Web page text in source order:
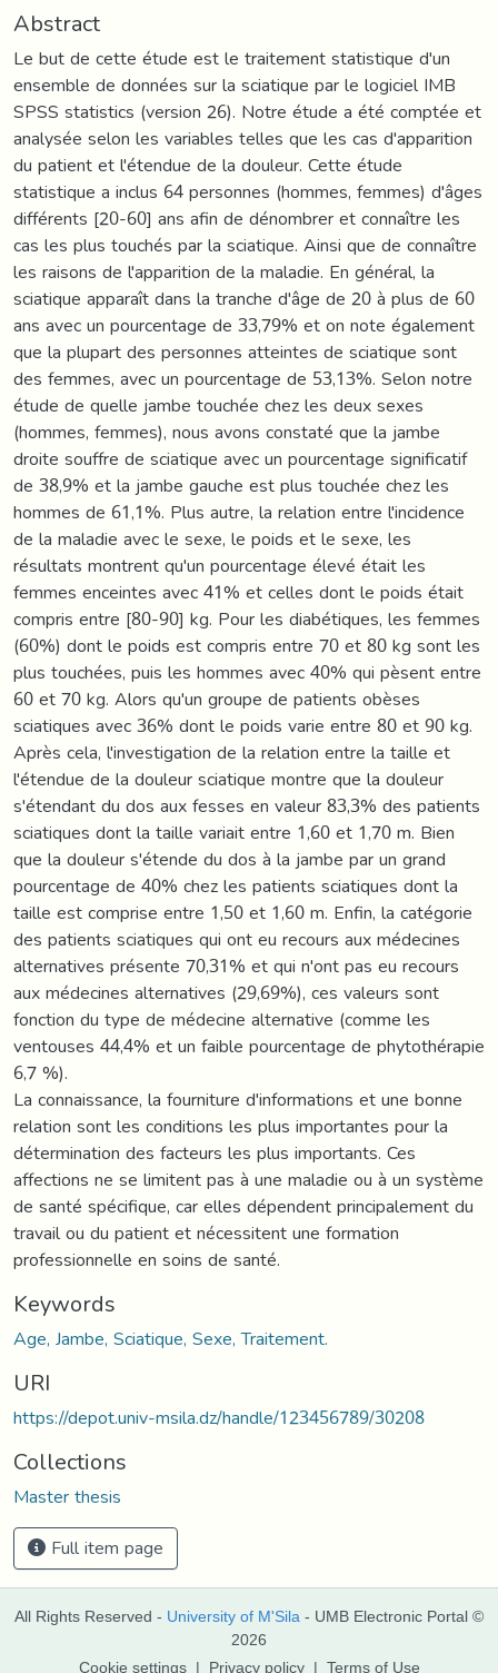
Abstract
Le but de cette étude est le traitement statistique d'un
ensemble de données sur la sciatique par le logiciel IMB
SPSS statistics (version 26). Notre étude a été comptée et
analysée selon les variables telles que les cas d'apparition
du patient et l'étendue de la douleur. Cette étude
statistique a inclus 64 personnes (hommes, femmes) d'âges
différents [20-60] ans afin de dénombrer et connaître les
cas les plus touchés par la sciatique. Ainsi que de connaître
les raisons de l'apparition de la maladie. En général, la
sciatique apparaît dans la tranche d'âge de 20 à plus de 60
ans avec un pourcentage de 33,79% et on note également
que la plupart des personnes atteintes de sciatique sont
des femmes, avec un pourcentage de 53,13%. Selon notre
étude de quelle jambe touchée chez les deux sexes
(hommes, femmes), nous avons constaté que la jambe
droite souffre de sciatique avec un pourcentage significatif
de 38,9% et la jambe gauche est plus touchée chez les
hommes de 61,1%. Plus autre, la relation entre l'incidence
de la maladie avec le sexe, le poids et le sexe, les
résultats montrent qu'un pourcentage élevé était les
femmes enceintes avec 41% et celles dont le poids était
compris entre [80-90] kg. Pour les diabétiques, les femmes
(60%) dont le poids est compris entre 70 et 80 kg sont les
plus touchées, puis les hommes avec 40% qui pèsent entre
60 et 70 kg. Alors qu'un groupe de patients obèses
sciatiques avec 36% dont le poids varie entre 80 et 90 kg.
Après cela, l'investigation de la relation entre la taille et
l'étendue de la douleur sciatique montre que la douleur
s'étendant du dos aux fesses en valeur 83,3% des patients
sciatiques dont la taille variait entre 1,60 et 1,70 m. Bien
que la douleur s'étende du dos à la jambe par un grand
pourcentage de 40% chez les patients sciatiques dont la
taille est comprise entre 1,50 et 1,60 m. Enfin, la catégorie
des patients sciatiques qui ont eu recours aux médecines
alternatives présente 70,31% et qui n'ont pas eu recours
aux médecines alternatives (29,69%), ces valeurs sont
fonction du type de médecine alternative (comme les
ventouses 44,4% et un faible pourcentage de phytothérapie
6,7 %).
La connaissance, la fourniture d'informations et une bonne
relation sont les conditions les plus importantes pour la
détermination des facteurs les plus importants. Ces
affections ne se limitent pas à une maladie ou à un système
de santé spécifique, car elles dépendent principalement du
travail ou du patient et nécessitent une formation
professionnelle en soins de santé.
Keywords
Age, Jambe, Sciatique, Sexe, Traitement.
URI
https://depot.univ-msila.dz/handle/123456789/30208
Collections
Master thesis
Full item page
All Rights Reserved - University of M'Sila - UMB Electronic Portal ©
2026
Cookie settings | Privacy policy | Terms of Use